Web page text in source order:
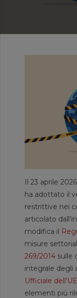
Il 23 aprile
ha adottato il
restrittive nei
articolato
modifica il
misure
269/2014 sulle
integrale degli
Ufficiale dell’UE
elementi più